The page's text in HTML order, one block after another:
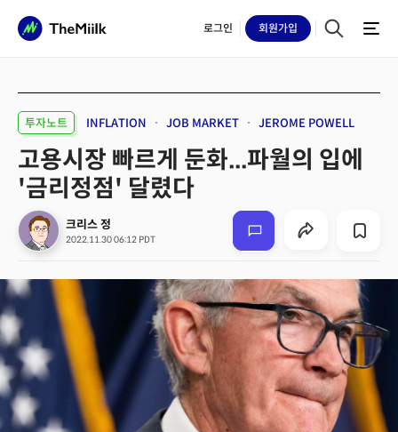
로그인 회원가입
투자노트 INFLATION JOB MARKET JEROME POWELL
고용시장 빠르게 둔화...파월의 입에
'금리정점' 달렸다
크리스 정
2022.11.30 06:12 PDT